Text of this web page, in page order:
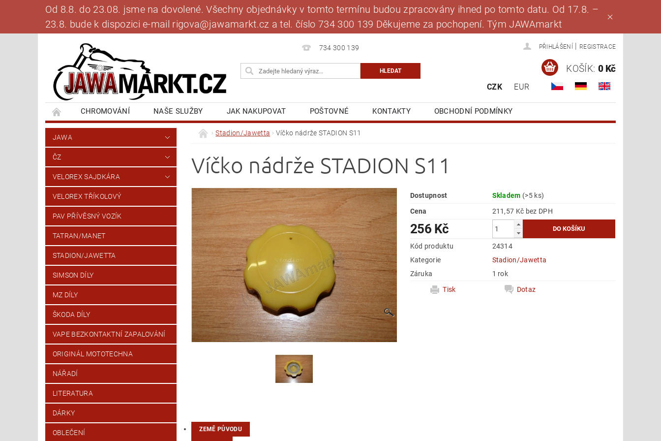
Od 8.8. do 23.08. jsme na dovolené. Všechny objednávky v tomto termínu budou zpracovány ihned po tomto datu. Od 17.8. –
23.8. bude k dispozici e-mail rigova@jawamarkt.cz a tel. číslo 734 300 139 Děkujeme za pochopení. Tým JAWAmarkt
734 300 139 PŘIHLÁŠENÍ REGISTRACE
CZK EUR
KOŠÍK: 0 Kč
CHROMOVÁNÍ NAŠE SLUŽBY JAK NAKUPOVAT POŠTOVNÉ KONTAKTY
OBCHODNÍ PODMÍNKY
BANKOVNÍ SPOJENÍ
NAPIŠTE NÁM BLOG MOJE OBJEDNÁVKA
JAWA
ČZ
VELOREX SAJDKÁRA
VELOREX TŘÍKOLOVÝ
PAV PŘÍVĚSNÝ VOZÍK
TATRAN/MANET
STADION/JAWETTA
SIMSON DÍLY
MZ DÍLY
ŠKODA DÍLY
VAPE BEZKONTAKTNÍ ZAPALOVÁNÍ
ORIGINÁL MOTOTECHNA
NÁŘADÍ
LITERATURA
DÁRKY
OBLEČENÍ
Stadion/Jawetta Víčko nádrže STADION S11
Víčko nádrže STADION S11
Dostupnost Skladem (>5 ks)
Cena
211,57 Kč bez DPH
256 Kč
Kód produktu
24314
Kategorie
Stadion/Jawetta
Záruka
1 rok
Tisk
Dotaz
ZEMĚ PŮVODU